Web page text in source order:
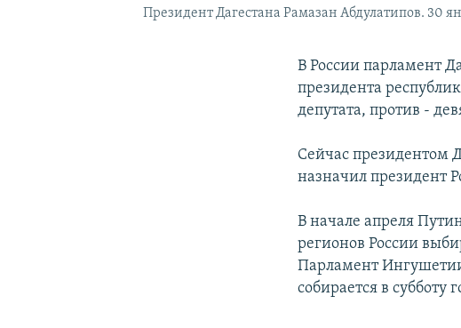
Президент Дагестана Рамазан Абдулатипов. 30
В России парламент
президента
депутата, против -
Сейчас президентом
назначил президент
В начале апреля
регионов России
Парламент
собирается в субботу